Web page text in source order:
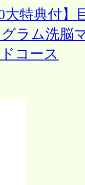
大特典付
ラム洗脳
コース